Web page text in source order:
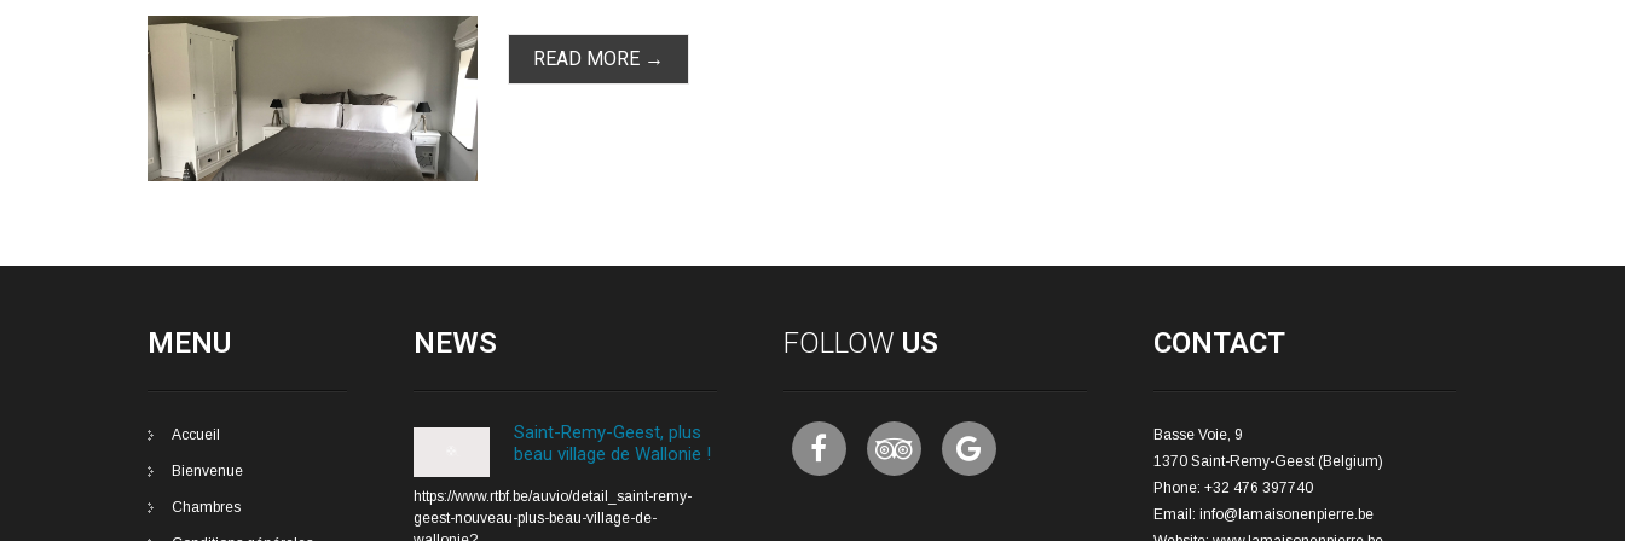
READ MORE →
MENU
Accueil
Bienvenue
Chambres
NEWS
Saint-Remy-Geest, plus
beau village de Wallonie !
https://www.rtbf.be/auvio/detail_saint-remy-
geest-nouveau-plus-beau-village-de-
FOLLOW US CONTACT
Basse Voie, 9
1370 Saint-Remy-Geest (Belgium)
Phone: +32 476 397740
Email: info@lamaisonenpierre.be